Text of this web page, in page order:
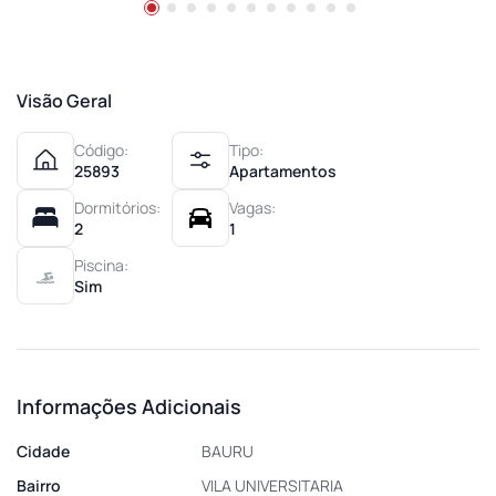
Visão Geral
Código:
25893
Tipo:
Apartamentos
Dormitórios:
2
Vagas:
1
Piscina:
Sim
Informações Adicionais
Cidade
BAURU
Bairro
VILA UNIVERSITARIA